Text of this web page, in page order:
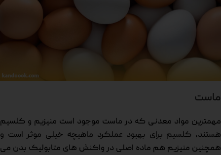
ماست
مهمترین مواد معدنی که در ماست موجود است منیزیم و کلسیم
هستند، کلسیم برای بهبود عملکرد ماهیچه خیلی موثر است و
همچنین منیزیم هم ماده اصلی در واکنش های متابولیک بدن می